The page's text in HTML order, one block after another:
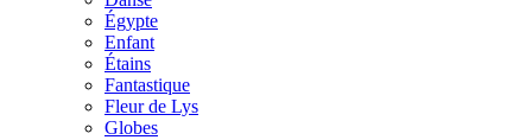
Égypte
Enfant
Étains
Fantastique
Fleur de Lys
Globes